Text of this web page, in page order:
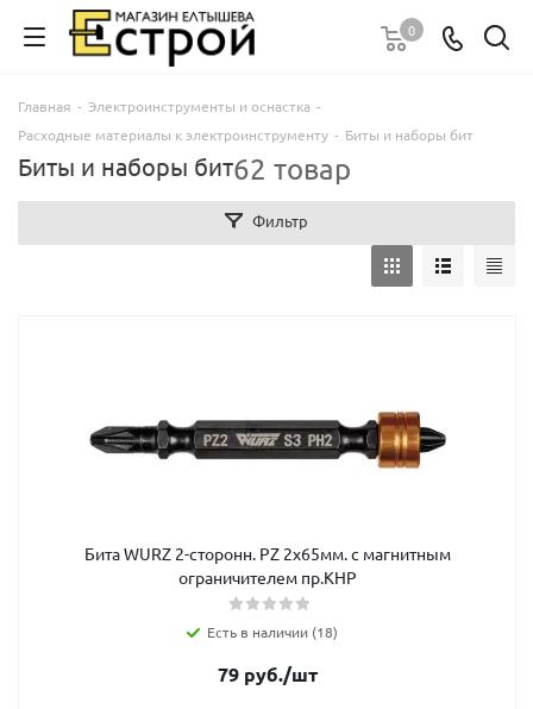
0
Главная - Электроинструменты и оснастка -
Расходные материалы к электроинструменту - Биты и наборы бит
Биты и наборы бит62 товар
Фильтр
Бита WURZ 2-сторонн. PZ 2х65мм. с магнитным
ограничителем пр.КНР
Есть в наличии (18)
79 руб./шт